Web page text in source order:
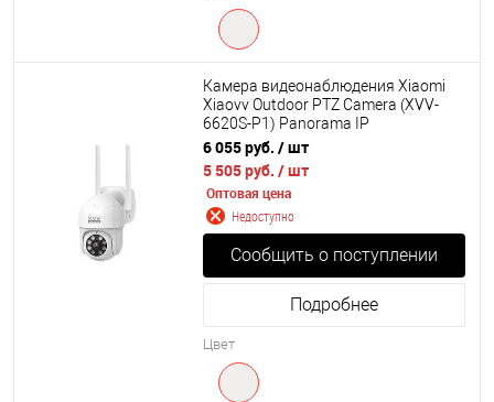
Камера видеонаблюдения Xiaomi
Xiaovv Outdoor PTZ Camera (XVV-
6620S-P1) Panorama IP
6 055 руб. / шт
5 505 руб. / шт
Оптовая цена
Недоступно
Сообщить о поступлении
Подробнее
Цвет